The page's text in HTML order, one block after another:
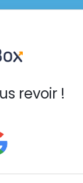
revoir !